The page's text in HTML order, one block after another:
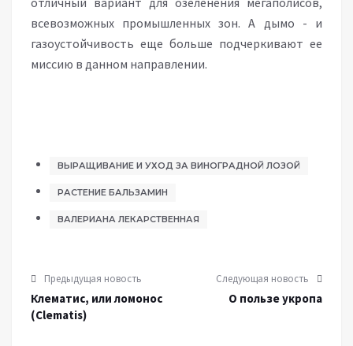
всевозможных промышленных зон. А дымо - и
газоустойчивость еще больше подчеркивают ее
миссию в данном направлении.
ВЫРАЩИВАНИЕ И УХОД ЗА ВИНОГРАДНОЙ ЛОЗОЙ
РАСТЕНИЕ БАЛЬЗАМИН
ВАЛЕРИАНА ЛЕКАРСТВЕННАЯ
Предыдущая новость
Клематис, или ломонос
(Clematis)
Следующая новость
О пользе укропа